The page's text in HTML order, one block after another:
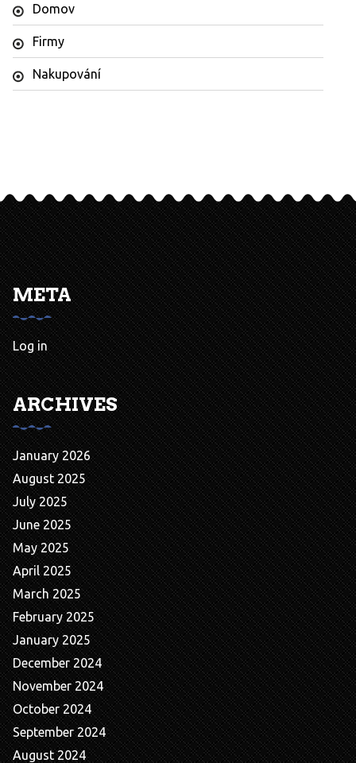
Domov
Firmy
Nakupování
META
Log in
ARCHIVES
January 2026
August 2025
July 2025
June 2025
May 2025
April 2025
March 2025
February 2025
January 2025
December 2024
November 2024
October 2024
September 2024
August 2024